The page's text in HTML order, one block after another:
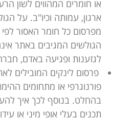
או חומרים המהווים לשון
ארגון, עמותה וכיו"ב. על
מפרסום כל חומר האסור לפי
הגולשים המגיבים באתר
לגזענות ופגיעה באדם,
פרסום לינקים המובילים
פורנוגרפי או מתחומים
בהחלט. בנוסף לכך איך
תכנים בעלי אופי מיני או